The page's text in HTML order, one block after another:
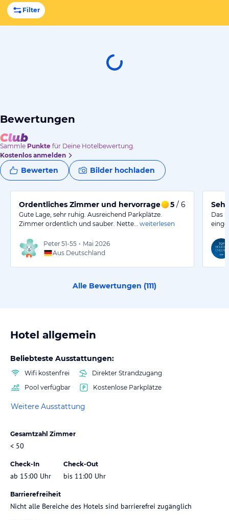
Filter
Bewertungen
Sammle Punkte für Deine Hotelbewertung.
Kostenlos anmelden
Bewerten Bilder hochladen
Ordentliches Zimmer und hervorragendes
5 / 6
Gute Lage, sehr ruhig. Ausreichend Parkplätze.
Zimmer ordentlich und sauber. Nette…
weiterlesen
Peter51-55 • Mai 2026
Aus Deutschland
Das
Alle Bewertungen (111)
Hotel allgemein
Beliebteste Ausstattungen:
Wifi kostenfrei
Direkter Strandzugang
Pool verfügbar
Kostenlose Parkplätze
Weitere Ausstattung
Gesamtzahl Zimmer
< 50
Check-In
ab 15:00 Uhr
Check-Out
bis 11:00 Uhr
Barrierefreiheit
Nicht alle Bereiche des Hotels sind barrierefrei zugänglich